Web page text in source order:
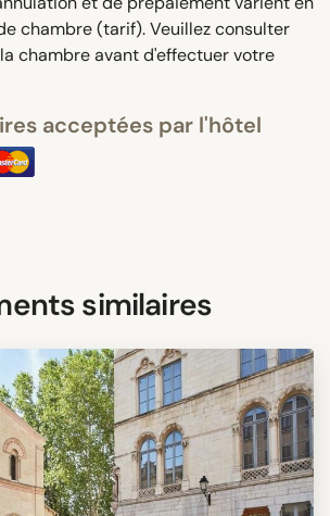
chambre (tarif). Veuillez consulter
chambre avant d'effectuer votre
acceptées par l'hôtel
similaires